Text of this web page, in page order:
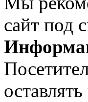
сайт под